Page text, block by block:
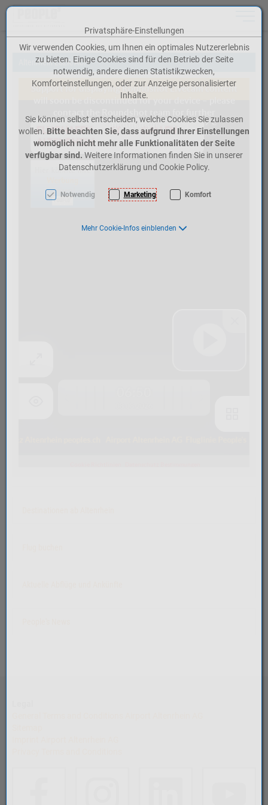
Zum Inhalt springen [AK + 0]
Zum Hauptmenü springen [AK + 1]
Zum Meta-Menü oben (rechts) springen [AK + 2]
Zum Icon-Menü unten am Browserrand springen [AK + 3]
Zum Widget-Menü rechts springen [AK + 4]
Zum Footer-Menü unten (angedockt an Browserrand) springen [AK + 5]
Zu den Inhalten im Fußbereich springen [AK + 6]
Altenrhein LSZR/ACH
Privatsphäre-Einstellungen
Wir verwenden Cookies, um Ihnen ein optimales Nutzererlebnis
zu bieten. Einige Cookies sind für den Betrieb der Seite
notwendig, andere dienen Statistikzwecken,
Komforteinstellungen, oder zur Anzeige personalisierter
Inhalte.
Sie können selbst entscheiden, welche Cookies Sie zulassen
wollen. Bitte beachten Sie, dass aufgrund Ihrer Einstellungen
womöglich nicht mehr alle Funktionalitäten der Seite
verfügbar sind. Weitere Informationen finden Sie in unserer
Datenschutzerklärung und Cookie Policy.
Notwendig Marketing Komfort
Mehr Cookie-Infos einblenden